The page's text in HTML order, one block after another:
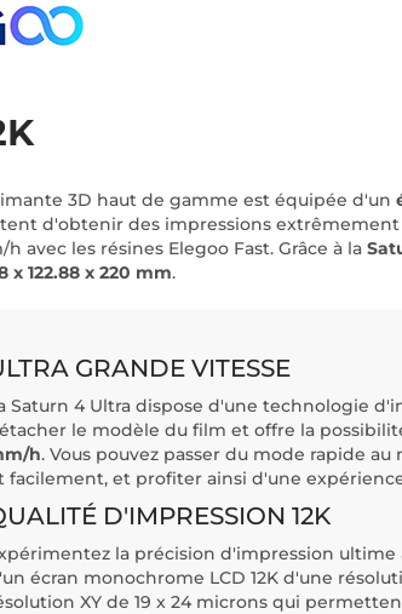
3D haut de gamme est équipée d'un
d'obtenir des impressions extrêmement
avec les résines Elegoo Fast. Grâce à la
122.88 x 220 mm.
GRANDE VITESSE
Saturn 4 Ultra dispose d'une technologie
le modèle du film et offre la
h. Vous pouvez passer du mode rapide
facilement, et profiter ainsi d'une
D'IMPRESSION 12K
la précision d'impression ultime
écran monochrome LCD 12K d'une
XY de 19 x 24 microns qui